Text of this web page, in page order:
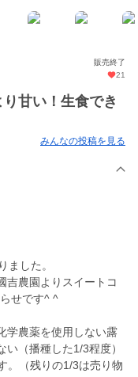
販売終了
21
り甘い！生食でき
みんなの投稿を見る
ました。
吉農園よりスイートコ
せです^ ^
学農薬を使用しない露
（播種した1/3程度）
。（残りの1/3は売り物